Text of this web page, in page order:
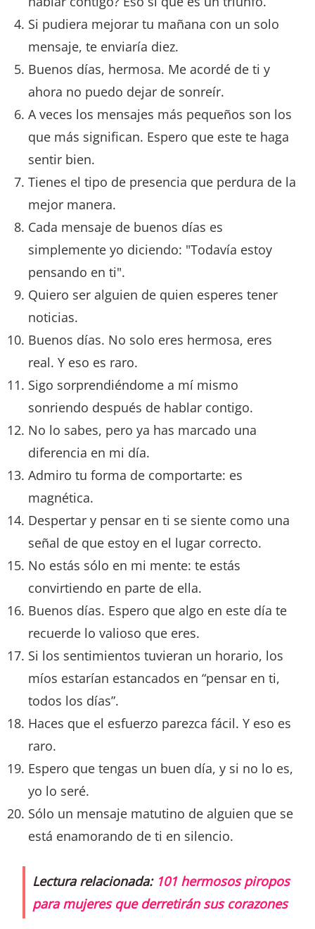
Si pudiera mejorar tu mañana con un solo
mensaje, te enviaría diez.
Buenos días, hermosa. Me acordé de ti y
ahora no puedo dejar de sonreír.
A veces los mensajes más pequeños son los
que más significan. Espero que este te haga
sentir bien.
Tienes el tipo de presencia que perdura de la
mejor manera.
Cada mensaje de buenos días es
simplemente yo diciendo: "Todavía estoy
pensando en ti".
Quiero ser alguien de quien esperes tener
noticias.
Buenos días. No solo eres hermosa, eres
real. Y eso es raro.
Sigo sorprendiéndome a mí mismo
sonriendo después de hablar contigo.
No lo sabes, pero ya has marcado una
diferencia en mi día.
Admiro tu forma de comportarte: es
magnética.
Despertar y pensar en ti se siente como una
señal de que estoy en el lugar correcto.
No estás sólo en mi mente: te estás
convirtiendo en parte de ella.
Buenos días. Espero que algo en este día te
recuerde lo valioso que eres.
Si los sentimientos tuvieran un horario, los
míos estarían estancados en “pensar en ti,
todos los días”.
Haces que el esfuerzo parezca fácil. Y eso es
raro.
Espero que tengas un buen día, y si no lo es,
yo lo seré.
Sólo un mensaje matutino de alguien que se
está enamorando de ti en silencio.
Lectura relacionada: 101 hermosos piropos
para mujeres que derretirán sus corazones